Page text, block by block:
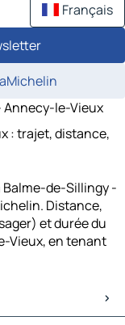
Français
Annecy-le-Vieux
: trajet, distance,
de-Sillingy -
Distance,
et durée du
Vieux, en tenant